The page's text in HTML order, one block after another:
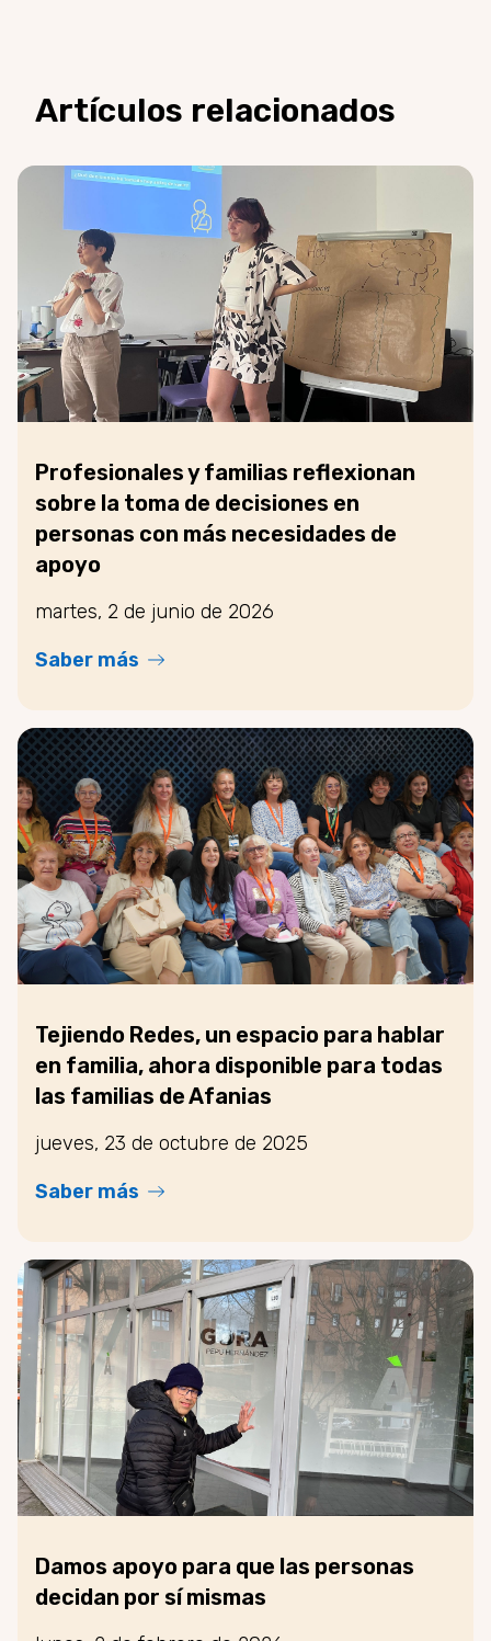
Artículos relacionados
Profesionales y familias reflexionan
sobre la toma de decisiones en
personas con más necesidades de
apoyo
martes, 2 de junio de 2026
Saber más
Tejiendo Redes, un espacio para hablar
en familia, ahora disponible para todas
las familias de Afanias
jueves, 23 de octubre de 2025
Saber más
Damos apoyo para que las personas
decidan por sí mismas